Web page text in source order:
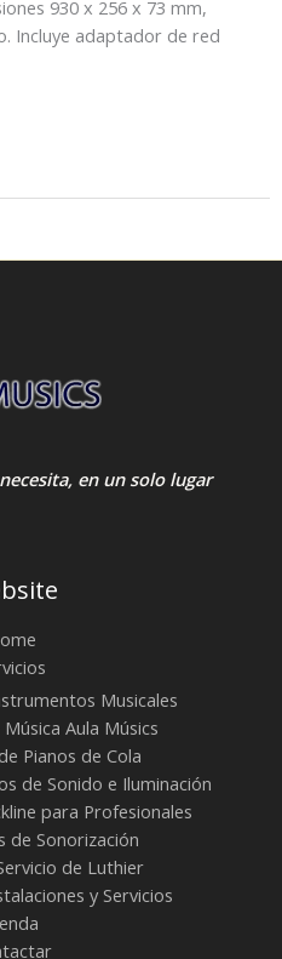
930 x 256 x 73 mm,
Incluye adaptador de red
en un solo lugar
Musicales
Música Aula Músics
Pianos de Cola
de Sonido e Iluminación
para Profesionales
de Sonorización
de Luthier
y Servicios